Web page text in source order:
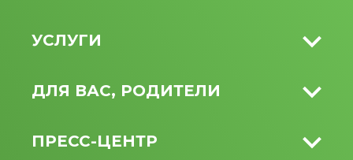
УСЛУГИ
ДЛЯ ВАС, РОДИТЕЛИ
ПРЕСС-ЦЕНТР